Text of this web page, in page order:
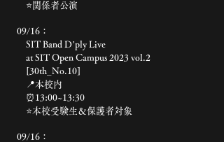
⭐️関係者公演
09/16：
SIT Band D’ply Live
at SIT Open Campus 2023 vol.2
[30th_No.10]
📍本校内
⏰13:00~13:30
⭐️本校受験生＆保護者対象
09/16：